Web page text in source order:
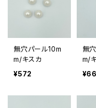
無穴パール10m
m/キスカ
¥572
無
m/